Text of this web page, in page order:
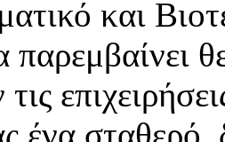
και
παρεμβαίνει
ένα σταθερό,